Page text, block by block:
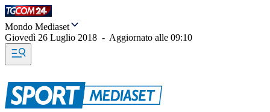
Mondo Mediaset
Giovedì 26 Luglio 2018 - Aggiornato alle 09:10